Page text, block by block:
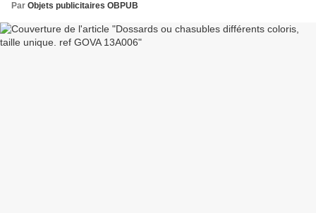
Par Objets publicitaires OBPUB